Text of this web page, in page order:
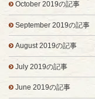
October 2019の記事
September 2019の記事
August 2019の記事
July 2019の記事
June 2019の記事